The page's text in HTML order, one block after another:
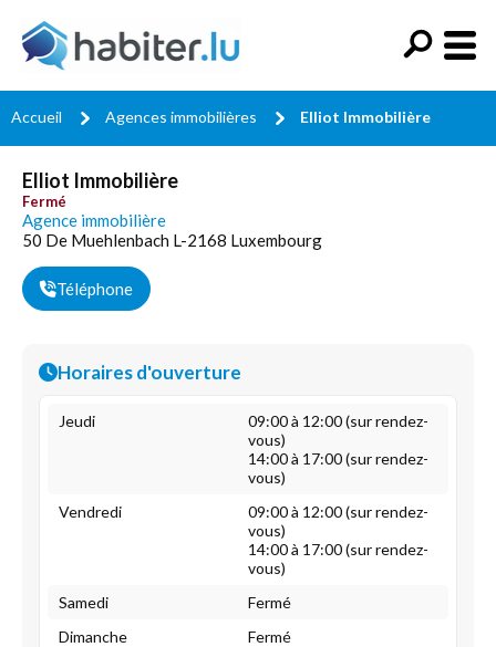
Accueil Agences immobilières Elliot Immobilière
Elliot Immobilière
Fermé
Agence immobilière
50 De Muehlenbach L-2168 Luxembourg
Téléphone
Horaires d'ouverture
Jeudi
09:00 à 12:00 (sur rendez-
vous)
14:00 à 17:00 (sur rendez-
vous)
Vendredi
09:00 à 12:00 (sur rendez-
vous)
14:00 à 17:00 (sur rendez-
vous)
Samedi
Fermé
Dimanche
Fermé